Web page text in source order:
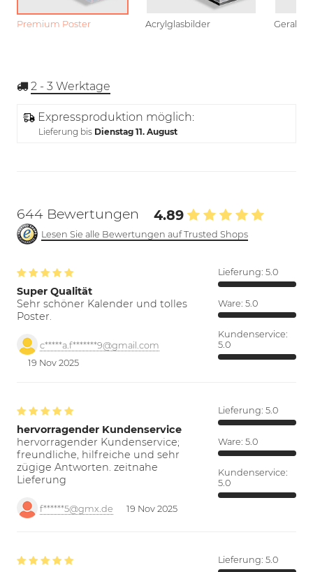
Premium Poster Acrylglasbilder
2 - 3 Werktage
Expressproduktion möglich:
Lieferung bis Dienstag 11. August
644 Bewertungen 4.89
Lesen Sie alle Bewertungen auf Trusted Shops
Super Qualität
Sehr schöner Kalender und tolles
Poster.
c*****a.f*******9@gmail.com
19 Nov 2025
Lieferung: 5.0
Ware: 5.0
Kundenservice:
5.0
hervorragender Kundenservice
hervorragender Kundenservice;
freundliche, hilfreiche und sehr
zügige Antworten. zeitnahe
Lieferung
f******5@gmx.de 19 Nov 2025
Lieferung: 5.0
Ware: 5.0
Kundenservice:
5.0
Lieferung: 5.0